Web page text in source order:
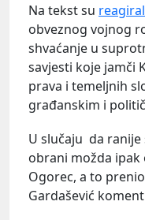
Na tekst su
obveznog vojnog
shvaćanje u
savjesti koje jamči
prava i temeljnih
građanskim i
U slučaju da
obrani možda
Ogorec, a to
Gardašević